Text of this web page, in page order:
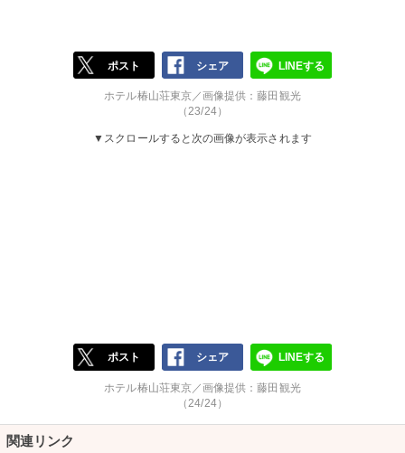
ポスト シェア LINEする
ホテル椿山荘東京／画像提供：藤田観光
（23/24）
▼スクロールすると次の画像が表示されます
ポスト シェア LINEする
ホテル椿山荘東京／画像提供：藤田観光
（24/24）
関連リンク